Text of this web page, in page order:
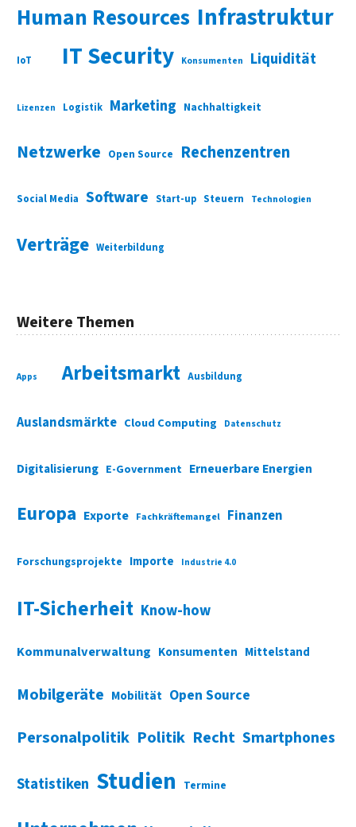
Human Resources Infrastruktur
IoT IT Security Konsumenten Liquidität
Lizenzen Logistik Marketing Nachhaltigkeit
Netzwerke Open Source Rechenzentren
Social Media Software Start-up Steuern Technologien
Verträge Weiterbildung
Weitere Themen
Apps Arbeitsmarkt Ausbildung
Auslandsmärkte Cloud Computing Datenschutz
Digitalisierung E-Government Erneuerbare Energien
Europa Exporte Fachkräftemangel Finanzen
Forschungsprojekte Importe Industrie 4.0
IT-Sicherheit Know-how
Kommunalverwaltung Konsumenten Mittelstand
Mobilgeräte Mobilität Open Source
Personalpolitik Politik Recht Smartphones
Statistiken Studien Termine